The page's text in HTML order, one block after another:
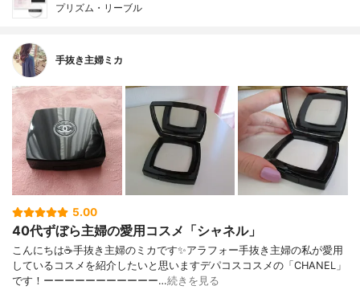
プリズム・リーブル
手抜き主婦ミカ
5.00
40代ずぼら主婦の愛用コスメ「シャネル」
こんにちは☕手抜き主婦のミカです✨アラフォー手抜き主婦の私が愛用
しているコスメを紹介したいと思いますデパコスコスメの「CHANEL」
です！ーーーーーーーーーーー…続きを見る